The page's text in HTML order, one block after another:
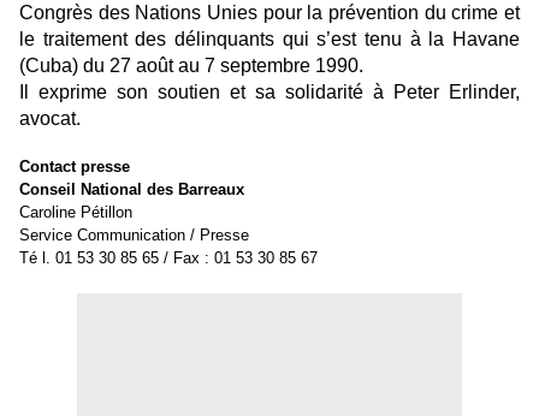
Congrès des Nations Unies pour la prévention du crime et
le traitement des délinquants qui s’est tenu à la Havane
(Cuba) du 27 août au 7 septembre 1990.
Il exprime son soutien et sa solidarité à Peter Erlinder,
avocat.
Contact presse
Conseil National des Barreaux
Caroline Pétillon
Service Communication / Presse
Té l. 01 53 30 85 65 / Fax : 01 53 30 85 67